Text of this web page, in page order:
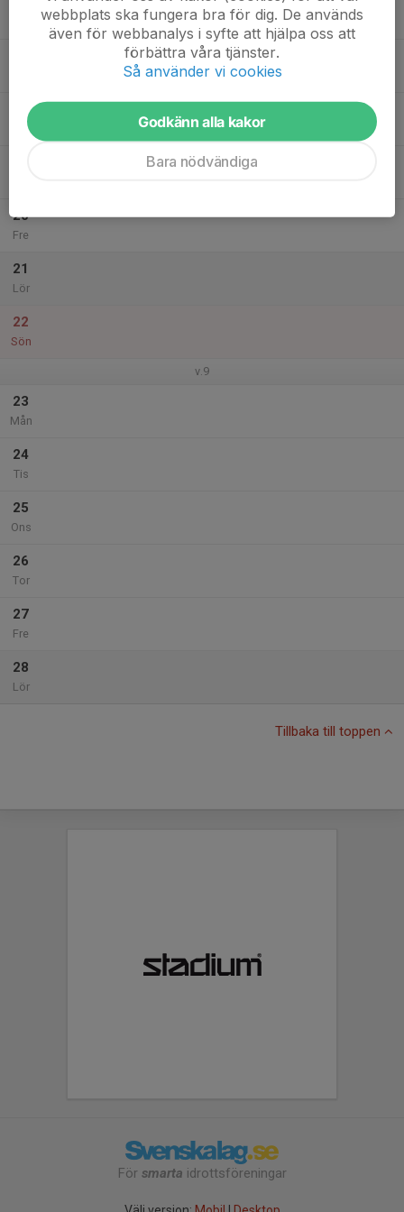
Ons
20
Fre
21
Lör
22
Sön
v.9
23
Mån
24
Tis
25
Ons
26
Tor
27
Fre
28
Lör
Tillbaka till toppen
För smarta idrottsföreningar
webbplats ska fungera bra för dig. De används
även för webbanalys i syfte att hjälpa oss att
förbättra våra tjänster.
Så använder vi cookies
Godkänn alla kakor
Bara nödvändiga